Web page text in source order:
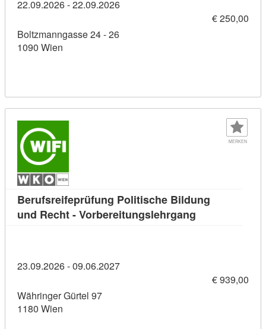
22.09.2026 - 22.09.2026
€ 250,00
Boltzmanngasse 24 - 26
1090 Wien
MERKEN
Berufsreifeprüfung Politische Bildung
und Recht - Vorbereitungslehrgang
23.09.2026 - 09.06.2027
€ 939,00
Währinger Gürtel 97
1180 Wien